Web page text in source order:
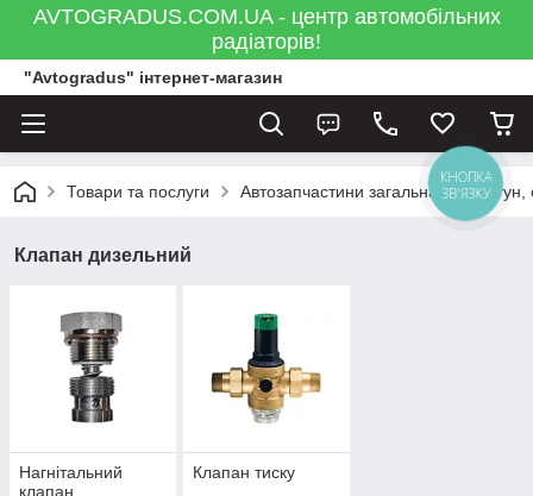
AVTOGRADUS.COM.UA - центр автомобільних
радіаторів!
"Avtogradus" інтернет-магазин
Товари та послуги Автозапчастини загальна Двигун,
Клапан дизельний
Нагнітальний
клапан
Клапан тиску
КНОПКА
ЗВ'ЯЗКУ